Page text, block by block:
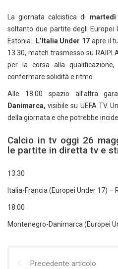
La giornata calcistica di
soltanto due partite degli Europei
Estonia..
L’Italia Under 17 apre il
13.30, match trasmesso su
per la corsa alla
confermare solidità e ritmo.
Alle 18.00 spazio all’altra
Danimarca, visibile su UEFA TV.
della giornata e che potrebbe
Calcio in tv oggi 26
le partite in diretta tv e
13.30
Italia-Francia (Europei Under 17) –
18.00
Montenegro-Danimarca (Europei
Precedente articolo